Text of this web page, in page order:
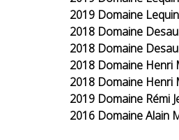
2019 Domaine
2018 Domaine
2018 Domaine
2018 Domaine Henri
2018 Domaine Henri
2019 Domaine Rémi
2016 Domaine Alain